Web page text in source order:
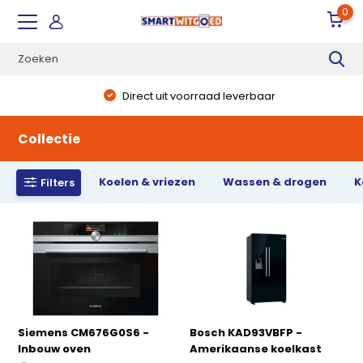
0
Direct uit voorraad leverbaar
Collectie
Filters Koelen & vriezen Wassen & drogen
Siemens CM676G0S6 -
Inbouw oven
Bosch KAD93VBFP -
Amerikaanse koelkast